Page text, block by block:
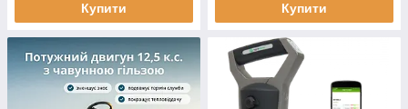
Купити Купити